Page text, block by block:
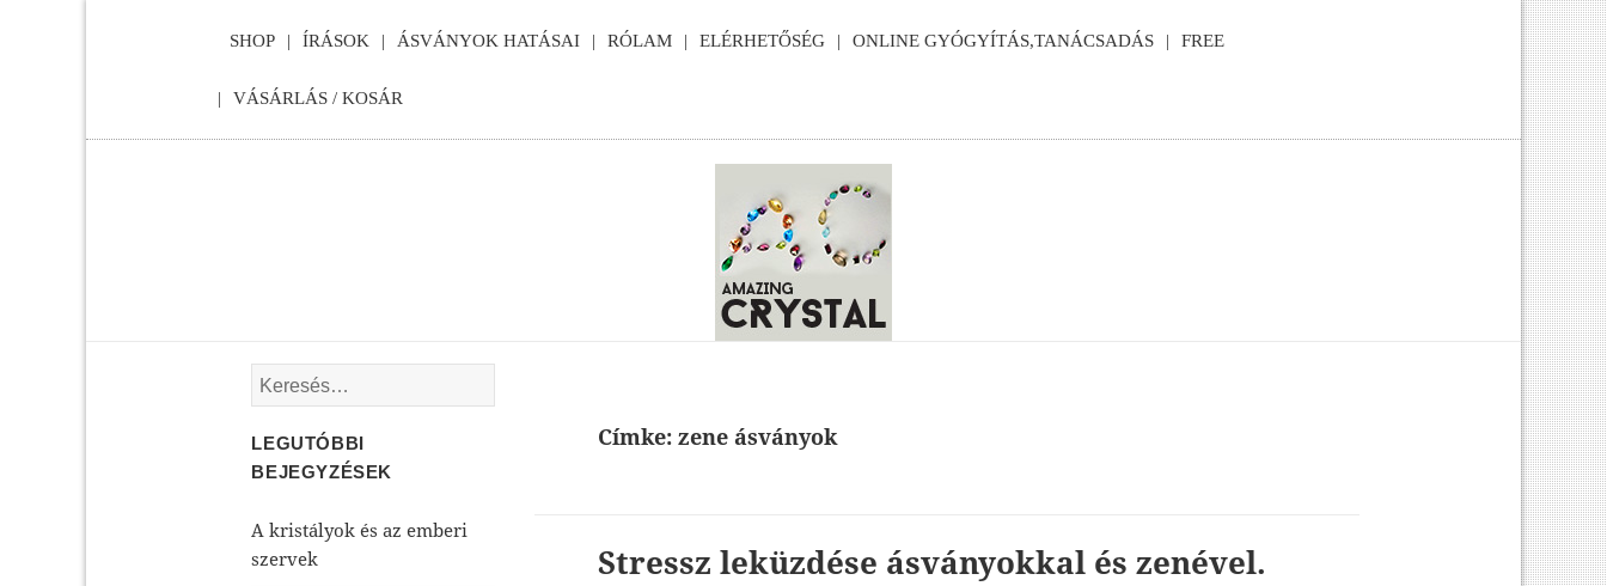
SHOP ÍRÁSOK ÁSVÁNYOK HATÁSAI RÓLAM ELÉRHETŐSÉG ONLINE GYÓGYÍTÁS,TANÁCSADÁS FREE
VÁSÁRLÁS / KOSÁR
Címke:zene ásványok
Stressz leküzdése ásványokkal és zenével.
Keresés:
LEGUTÓBBI
BEJEGYZÉSEK
A kristályok és az emberi
szervek